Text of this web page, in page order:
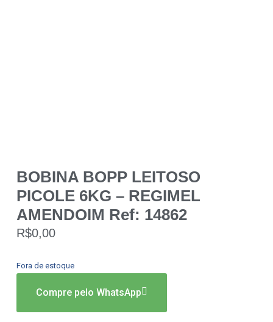
BOBINA BOPP LEITOSO
PICOLE 6KG – REGIMEL
AMENDOIM Ref: 14862
R$0,00
Fora de estoque
Compre pelo WhatsApp